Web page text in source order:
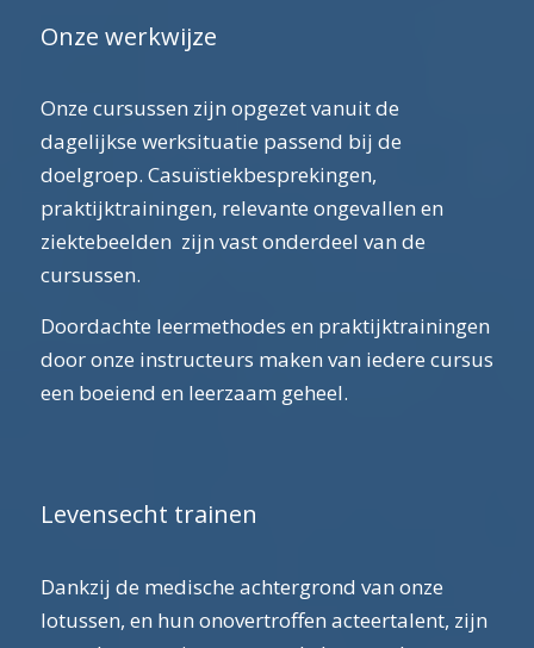
Onze werkwijze
Onze cursussen zijn opgezet vanuit de
dagelijkse werksituatie passend bij de
doelgroep. Casuïstiekbesprekingen,
praktijktrainingen, relevante ongevallen en
ziektebeelden zijn vast onderdeel van de
cursussen.
Doordachte leermethodes en praktijktrainingen
door onze instructeurs maken van iedere cursus
een boeiend en leerzaam geheel.
Levensecht trainen
Dankzij de medische achtergrond van onze
lotussen, en hun onovertroffen acteertalent, zijn